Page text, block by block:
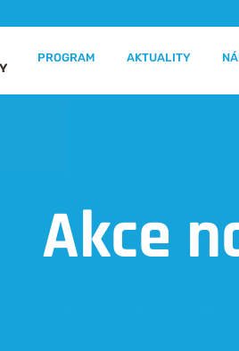
PROGRAM AKTUALITY
Akce